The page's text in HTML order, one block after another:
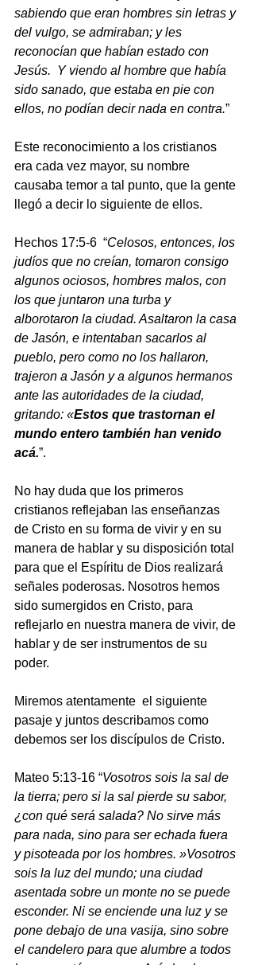
sabiendo que eran hombres sin letras y
del vulgo, se admiraban; y les
reconocían que habían estado con
Jesús.  Y viendo al hombre que había
sido sanado, que estaba en pie con
ellos, no podían decir nada en contra.”
Este reconocimiento a los cristianos
era cada vez mayor, su nombre
causaba temor a tal punto, que la gente
llegó a decir lo siguiente de ellos.
Hechos 17:5-6  “Celosos, entonces, los
judíos que no creían, tomaron consigo
algunos ociosos, hombres malos, con
los que juntaron una turba y
alborotaron la ciudad. Asaltaron la casa
de Jasón, e intentaban sacarlos al
pueblo, pero como no los hallaron,
trajeron a Jasón y a algunos hermanos
ante las autoridades de la ciudad,
gritando: «Estos que trastornan el
mundo entero también han venido
acá.”.
No hay duda que los primeros
cristianos reflejaban las enseñanzas
de Cristo en su forma de vivir y en su
manera de hablar y su disposición total
para que el Espíritu de Dios realizará
señales poderosas. Nosotros hemos
sido sumergidos en Cristo, para
reflejarlo en nuestra manera de vivir, de
hablar y de ser instrumentos de su
poder.
Miremos atentamente  el siguiente
pasaje y juntos describamos como
debemos ser los discípulos de Cristo.
Mateo 5:13-16 “Vosotros sois la sal de
la tierra; pero si la sal pierde su sabor,
¿con qué será salada? No sirve más
para nada, sino para ser echada fuera
y pisoteada por los hombres. »Vosotros
sois la luz del mundo; una ciudad
asentada sobre un monte no se puede
esconder. Ni se enciende una luz y se
pone debajo de una vasija, sino sobre
el candelero para que alumbre a todos